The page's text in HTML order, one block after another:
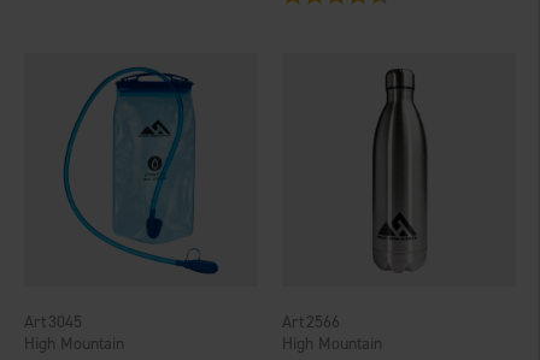
High Mountain
3045
High Mountain
2566